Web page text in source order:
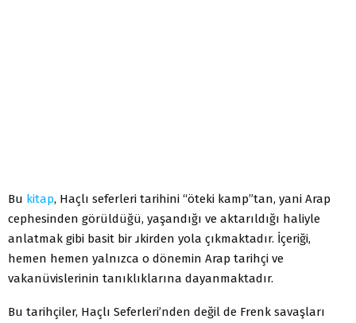
Bu kitap, Haçlı seferleri tarihini “öteki kamp”tan, yani Arap
cephesinden görüldüğü, yaşandığı ve aktarıldığı haliyle
anlatmak gibi basit bir ɹkirden yola çıkmaktadır. İçeriği,
hemen hemen yalnızca o dönemin Arap tarihçi ve
vakanüvislerinin tanıklıklarına dayanmaktadır.
Bu tarihçiler, Haçlı Seferleri’nden değil de Frenk savaşları